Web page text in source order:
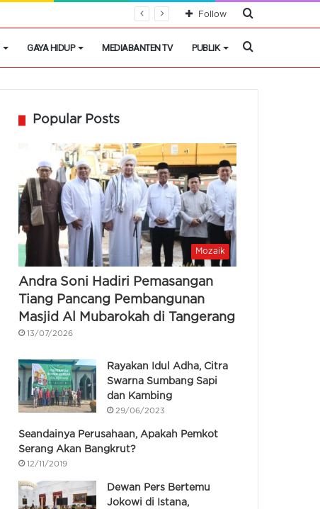
Cari
Follow
GAYA HIDUP MEDIABANTEN TV PUBLIK Cari
Popular Posts
Mozaik
Andra Soni Hadiri Pemasangan
Tiang Pancang Pembangunan
Masjid Al Mubarokah di Tangerang
13/07/2026
Rayakan Idul Adha, Citra
Swarna Sumbang Sapi
dan Kambing
29/06/2023
Seandainya Perusahaan, Apakah Pemkot
Serang Akan Bangkrut?
12/11/2019
Dewan Pers Bertemu
Jokowi di Istana,